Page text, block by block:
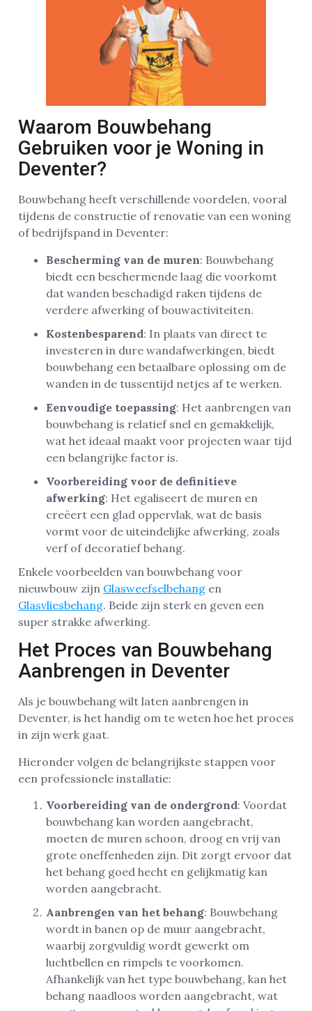
Waarom Bouwbehang
Gebruiken voor je Woning in
Deventer?
Bouwbehang heeft verschillende voordelen, vooral
tijdens de constructie of renovatie van een woning
of bedrijfspand in Deventer:
Bescherming van de muren: Bouwbehang
biedt een beschermende laag die voorkomt
dat wanden beschadigd raken tijdens de
verdere afwerking of bouwactiviteiten.
Kostenbesparend: In plaats van direct te
investeren in dure wandafwerkingen, biedt
bouwbehang een betaalbare oplossing om de
wanden in de tussentijd netjes af te werken.
Eenvoudige toepassing: Het aanbrengen van
bouwbehang is relatief snel en gemakkelijk,
wat het ideaal maakt voor projecten waar tijd
een belangrijke factor is.
Voorbereiding voor de definitieve
afwerking: Het egaliseert de muren en
creëert een glad oppervlak, wat de basis
vormt voor de uiteindelijke afwerking, zoals
verf of decoratief behang.
Enkele voorbeelden van bouwbehang voor
nieuwbouw zijn Glasweefselbehang en
Glasvliesbehang. Beide zijn sterk en geven een
super strakke afwerking.
Het Proces van Bouwbehang
Aanbrengen in Deventer
Als je bouwbehang wilt laten aanbrengen in
Deventer, is het handig om te weten hoe het proces
in zijn werk gaat.
Hieronder volgen de belangrijkste stappen voor
een professionele installatie:
Voorbereiding van de ondergrond: Voordat
bouwbehang kan worden aangebracht,
moeten de muren schoon, droog en vrij van
grote oneffenheden zijn. Dit zorgt ervoor dat
het behang goed hecht en gelijkmatig kan
worden aangebracht.
Aanbrengen van het behang: Bouwbehang
wordt in banen op de muur aangebracht,
waarbij zorgvuldig wordt gewerkt om
luchtbellen en rimpels te voorkomen.
Afhankelijk van het type bouwbehang, kan het
behang naadloos worden aangebracht, wat